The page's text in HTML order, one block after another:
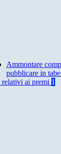
Ammontare
pubblicare in
ai premi 1